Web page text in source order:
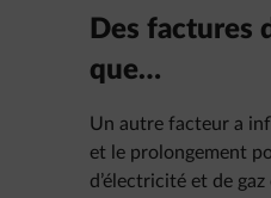
Des factures
que…
Un autre facteur a
et le prolongement
d’électricité et de